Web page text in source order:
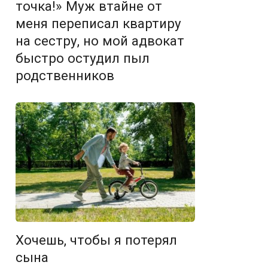
точка!» Муж втайне от
меня переписал квартиру
на сестру, но мой адвокат
быстро остудил пыл
родственников
Хочешь, чтобы я потерял
сына